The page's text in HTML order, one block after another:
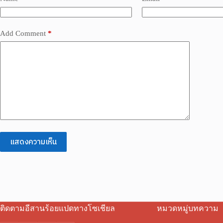
Add Comment *
แสดงความเห็น
ติดตามอีสานร้อยแปดทางโซเชียล หมวดหมู่บทความ